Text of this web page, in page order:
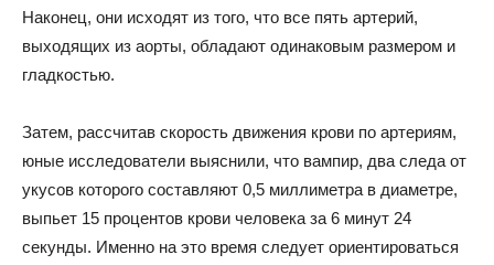
Наконец, они исходят из того, что все пять артерий,
выходящих из аорты, обладают одинаковым размером и
гладкостью.
Затем, рассчитав скорость движения крови по артериям,
юные исследователи выяснили, что вампир, два следа от
укусов которого составляют 0,5 миллиметра в диаметре,
выпьет 15 процентов крови человека за 6 минут 24
секунды. Именно на это время следует ориентироваться